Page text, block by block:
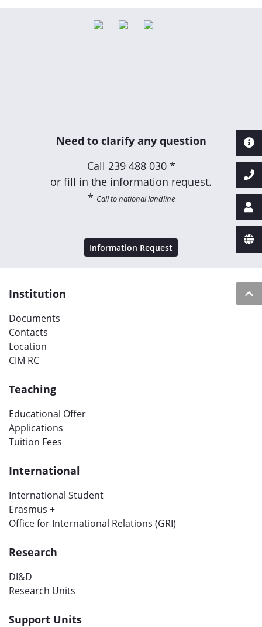
Need to clarify any question
Call 239 488 030 *
or fill in the information request.
* Call to national landline
Information Request
Institution
Documents
Contacts
Location
CIM RC
Teaching
Educational Offer
Applications
Tuition Fees
International
International Student
Erasmus +
Office for International Relations (GRI)
Research
DI&D
Research Units
Support Units